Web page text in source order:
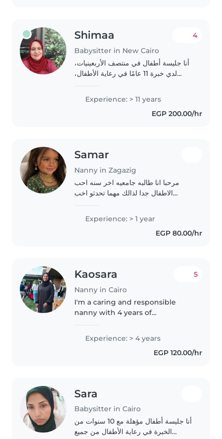
Shimaa
Babysitter in New Cairo
4
أنا جليسة أطفال في منتصف الأربعينيات،
لدي خبرة 11 عامًا في رعاية الأطفال،
درجة بكالوريوس في الآداب، وأتمنى أن
أكون قادرة على مساعدتك في رعاية
Experience: > 11 years
EGP 200.00/hr
Samar
Nanny in Zagazig
مرحبا انا طالبه جامعيه اخر سنه احب
الاطفال جدا لذالك مهما تحدثو اخب
Experience: > 1 year
EGP 80.00/hr
Kaosara
Nanny in Cairo
5
I'm a caring and responsible
nanny with 4 years of
and teenagers. I hold a diploma
and am certified in first aid. I
Experience: > 4 years
EGP 120.00/hr
Sara
Babysitter in Cairo
أنا جليسة أطفال مؤهلة مع 10 سنوات من
الخبرة في رعاية الأطفال من جميع